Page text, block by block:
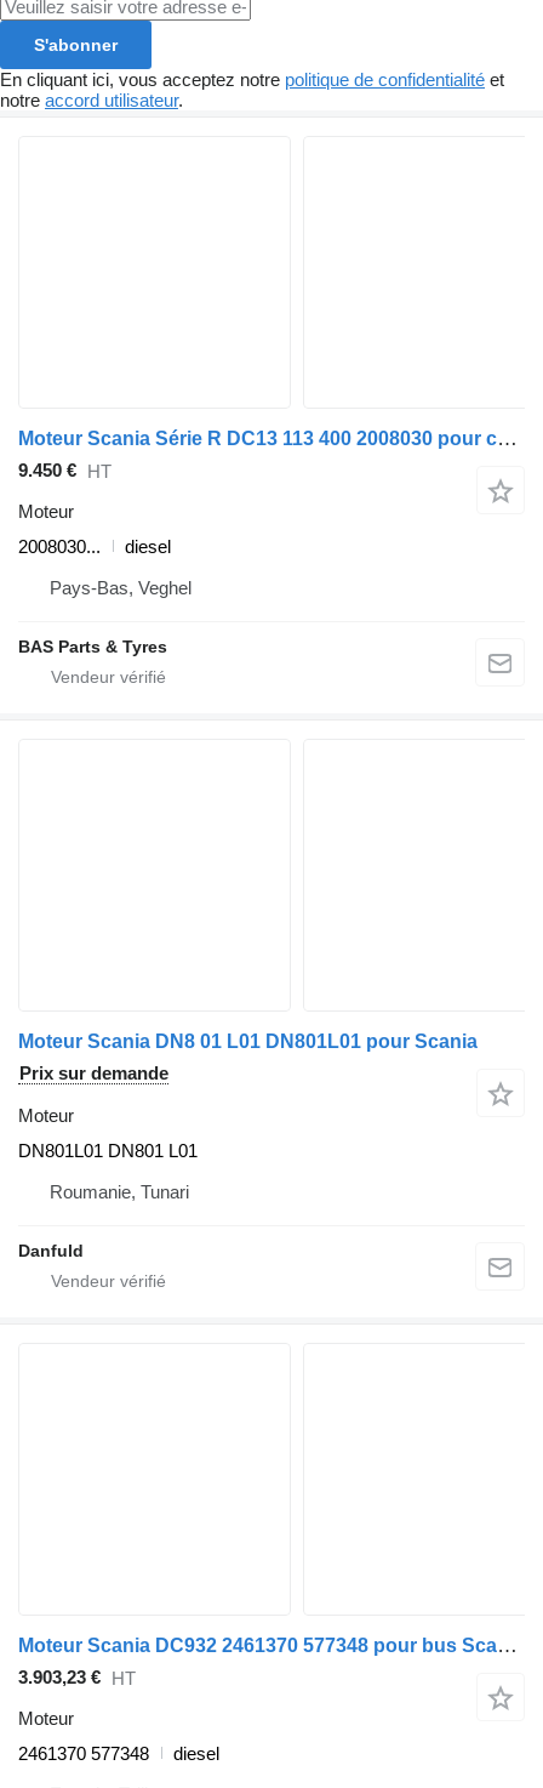
S'abonner
En cliquant ici, vous acceptez notre politique de confidentialité et
notre accord utilisateur.
Moteur Scania Série R DC13 113 400 2008030 pour camion Scania R-Serie
9.450 € HT
Moteur
2008030...
diesel
Pays-Bas, Veghel
BAS Parts & Tyres
Moteur Scania DN8 01 L01 DN801L01 pour Scania
Prix sur demande
Moteur
DN801L01 DN801 L01
Roumanie, Tunari
Danfuld
Moteur Scania DC932 2461370 577348 pour bus Scania F, K, N-Series (2016-)
3.903,23 € HT
Moteur
2461370 577348
diesel